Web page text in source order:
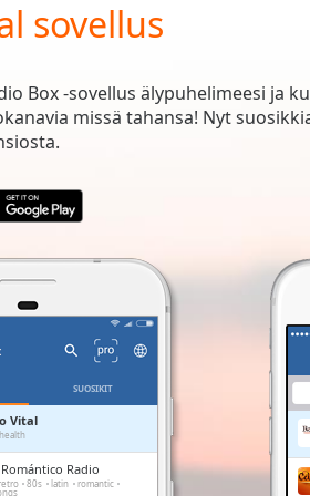
sovellus
Box -sovellus älypuhelimeesi ja
missä tahansa! Nyt
SUOSIKIT
Vital
health
Radio
80s latin romantic